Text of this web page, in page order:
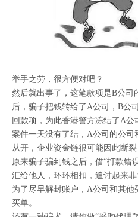
举手之劳，很方便对吧？
然后就出事了，这笔款项是B公司
后，骗子把钱转给了A公司，B公
回款项，为此香港警方冻结了A公
案件一天没有了结，A公司的公
从开，企业资金链很可能因此断裂
原来骗子骗到钱之后，借“打款错
汇给他人，环环相扣，追讨起来非
为了尽早解封账户，A公司和其
买单。